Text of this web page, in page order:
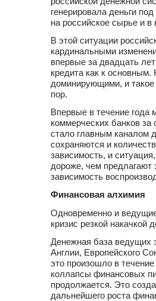
генерировала деньги
на российское сырье и
В этой ситуации
кардинальными
впервые за двадцать
кредита как к основным.
доминирующими, и
пор.
Впервые в течение
коммерческих банков за
стало главным каналом
сохраняются и
зависимость, и
дороже, чем предлагают
зависимость
Финансовая алхимия
Одновременно и
кризис резкой накачкой
Денежная база ведущих
Англии, Европейского
это произошло в
коллапсы финансовых
продолжается. Это
дальнейшего роста